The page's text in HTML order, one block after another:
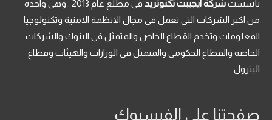
تأسستشركة ايجيبت تكنوتريد
فى مطلع عام 2013 . وهى واحدة
من اكبر الشركات التى تعمل فى مجال الانظمة الامنية وتكنولوجيا
المعلومات وتخدم القطاع الخاص والمتمثل فى البنوك والشركات
الخاصة والقطاع الحكومى والمتمثل فى الوزارات والهيئات وقطاع
البترول .
صفحتنا على الفيسبوك